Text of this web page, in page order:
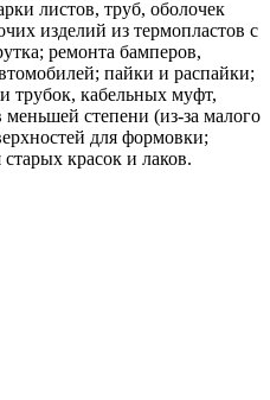
листов, труб, оболочек
изделий из термопластов с
ремонта бамперов,
пайки и распайки;
трубок, кабельных муфт,
степени (из-за малого
для формовки;
красок и лаков.